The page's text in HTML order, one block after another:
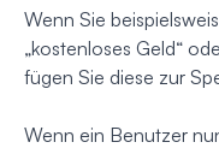
Wenn Sie
„kostenloses Geld“
fügen Sie diese zur
Wenn ein Benutzer